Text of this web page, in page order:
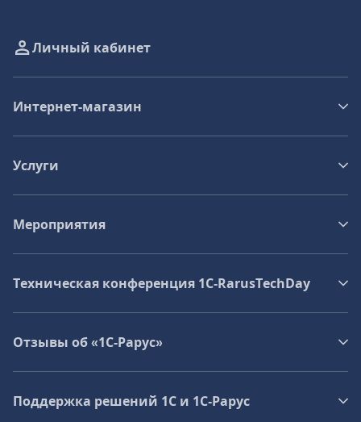
Личный кабинет
Интернет-магазин
Услуги
Мероприятия
Техническая конференция 1C‑RarusTechDay
Отзывы об «1С-Рарус»
Поддержка решений 1С и 1С‑Рарус